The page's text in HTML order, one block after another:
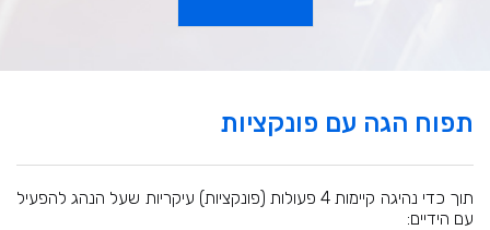
תפוח הגה עם פונקציות
תוך כדי נהיגה קיימות 4 פעולות (פונקציות) עיקריות שעל הנהג להפעיל
עם הידיים: